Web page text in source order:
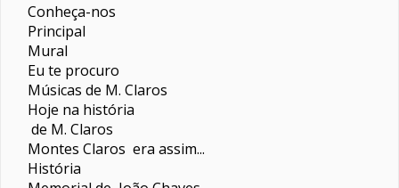
Conheça-nos
Principal
Mural
Eu te procuro
Músicas de M. Claros
Hoje na história
de M. Claros
Montes Claros era assim...
História